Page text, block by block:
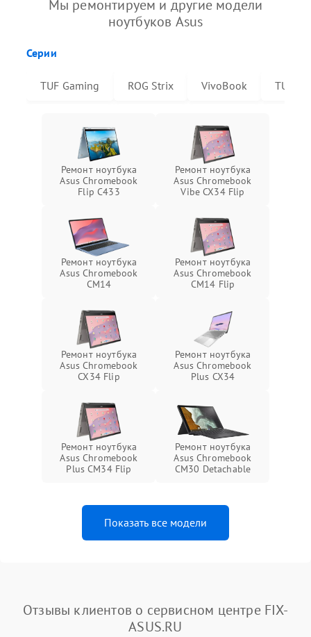
Мы ремонтируем и другие модели
ноутбуков Asus
Серии
TUF Gaming ROG Strix VivoBook TUF
Ремонт ноутбука
Asus Chromebook
Flip C433
Ремонт ноутбука
Asus Chromebook
Vibe CX34 Flip
Ремонт ноутбука
Asus Chromebook
CM14
Ремонт ноутбука
Asus Chromebook
CM14 Flip
Ремонт ноутбука
Asus Chromebook
CX34 Flip
Ремонт ноутбука
Asus Chromebook
Plus CX34
Ремонт ноутбука
Asus Chromebook
Plus CM34 Flip
Ремонт ноутбука
Asus Chromebook
CM30 Detachable
Показать все модели
Отзывы клиентов о сервисном центре FIX-
ASUS.RU